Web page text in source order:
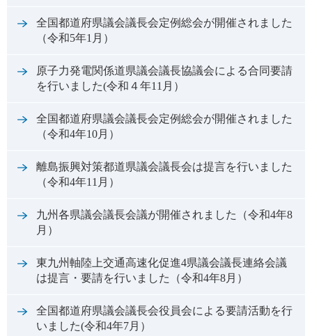
全国都道府県議会議長会定例総会が開催されました
（令和5年1月）
原子力発電関係道県議会議長協議会による合同要請
を行いました(令和４年11月）
全国都道府県議会議長会定例総会が開催されました
（令和4年10月）
離島振興対策都道県議会議長会は提言を行いました
（令和4年11月）
九州各県議会議長会議が開催されました（令和4年8
月）
東九州軸陸上交通高速化促進4県議会議長連絡会議
は提言・要請を行いました（令和4年8月）
全国都道府県議会議長会役員会による要請活動を行
いました(令和4年7月）